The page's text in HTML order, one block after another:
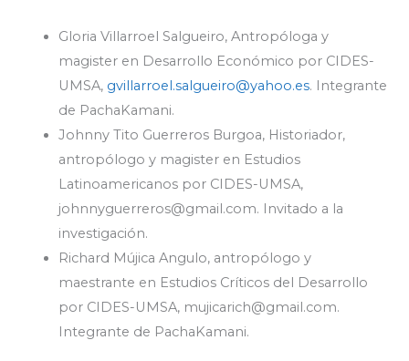
Gloria Villarroel Salgueiro, Antropóloga y
magister en Desarrollo Económico por CIDES-
UMSA, gvillarroel.salgueiro@yahoo.es. Integrante
de PachaKamani.
Johnny Tito Guerreros Burgoa, Historiador,
antropólogo y magister en Estudios
Latinoamericanos por CIDES-UMSA,
johnnyguerreros@gmail.com. Invitado a la
investigación.
Richard Mújica Angulo, antropólogo y
maestrante en Estudios Críticos del Desarrollo
por CIDES-UMSA, mujicarich@gmail.com.
Integrante de PachaKamani.